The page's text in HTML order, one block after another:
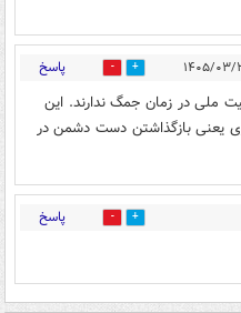
1 پاسخ
ملی در زمان جمگ ندارند. این
یعنی بازگذاشتن دست دشمن در
0 پاسخ